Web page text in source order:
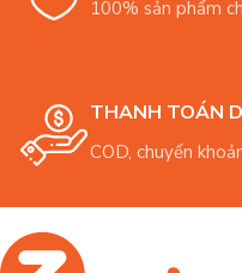
100% sản phẩm
THANH TOÁN
COD, chuyển